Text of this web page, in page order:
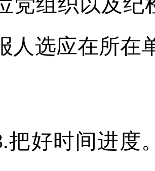
党组织以及纪
人选应在所在
.把好时间进度